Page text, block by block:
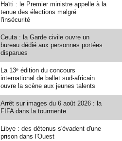
Haïti : le Premier ministre appelle à la
tenue des élections malgré
l'insécurité
Ceuta : la Garde civile ouvre un
bureau dédié aux personnes portées
disparues
La 13ᵉ édition du concours
international de ballet sud-africain
ouvre la scène aux jeunes talents
Arrêt sur images du 6 août 2026 : la
FIFA dans la tourmente
Libye : des détenus s'évadent d'une
prison dans l'Ouest